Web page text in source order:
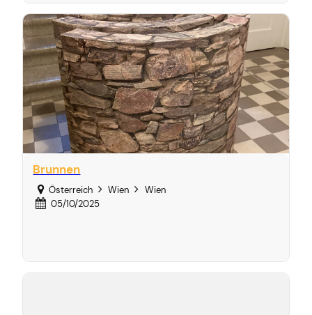
Brunnen
Österreich Wien
Wien
05/10/2025